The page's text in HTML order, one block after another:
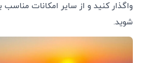
واگذار کنید و از سایر امکانات مناسب
شوید.